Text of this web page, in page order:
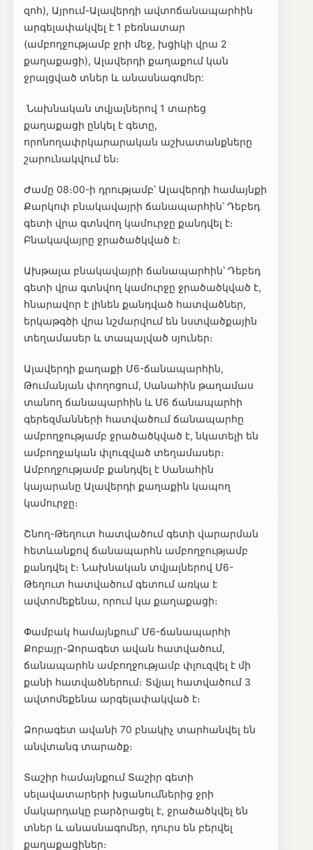
զոհ), Այրում-Ալավերդի ավտոճանապարհին
արգելափակվել է 1 բեռնատար
(ամբողջությամբ ջրի մեջ, խցիկի վրա 2
քաղաքացի), Ալավերդի քաղաքում կան
ջրալցված տներ և անասնագոմեր:
Նախնական տվյալներով 1 տարեց
քաղաքացի ընկել է գետը,
որոնողափրկարարական աշխատանքները
շարունակվում են։
Ժամը 08։00-ի դրությամբ՝ Ալավերդի համայնքի
Քարկոփ բնակավայրի ճանապարհին՝ Դեբեդ
գետի վրա գտնվող կամուրջը քանդվել է։
Բնակավայրը ջրածածկված է։
Ախթալա բնակավայրի ճանապարհին՝ Դեբեդ
գետի վրա գտնվող կամուրջը ջրածածկված է,
հնարավոր է լինեն քանդված հատվածներ,
երկաթգծի վրա նշմարվում են նստվածքային
տեղամասեր և տապալված սյուներ։
Ալավերդի քաղաքի Մ6-ճանապարհին,
Թումանյան փողոցում, Սանահին թաղամաս
տանող ճանապարհին և Մ6 ճանապարհի
գերեզմանների հատվածում ճանապարհը
ամբողջությամբ ջրածածկված է, նկատելի են
ամբողջական փլուզված տեղամասեր։
Ամբողջությամբ քանդվել է Սանահին
կայարանը Ալավերդի քաղաքին կապող
կամուրջը։
Շնող-Թեղուտ հատվածում գետի վարարման
հետևանքով ճանապարհն ամբողջությամբ
քանդվել է։ Նախնական տվյալներով Մ6-
Թեղուտ հատվածում գետում առկա է
ավտոմեքենա, որում կա քաղաքացի։
Փամբակ համայնքում՝ Մ6-ճանապարհի
Քոբայր-Ձորագետ ավան հատվածում,
ճանապարհն ամբողջությամբ փլուզվել է մի
քանի հատվածներում։ Տվյալ հատվածում 3
ավտոմեքենա արգելափակված է։
Ձորագետ ավանի 70 բնակիչ տարհանվել են
անվտանգ տարածք։
Տաշիր համայնքում Տաշիր գետի
սելավատարերի խցանումներից ջրի
մակարդակը բարձրացել է, ջրածածկվել են
տներ և անասնագոմեր, դուրս են բերվել
քաղաքացիներ։